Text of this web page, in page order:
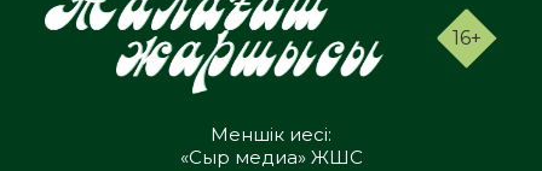
16+
Меншік иесі:
«Сыр медиа» ЖШС